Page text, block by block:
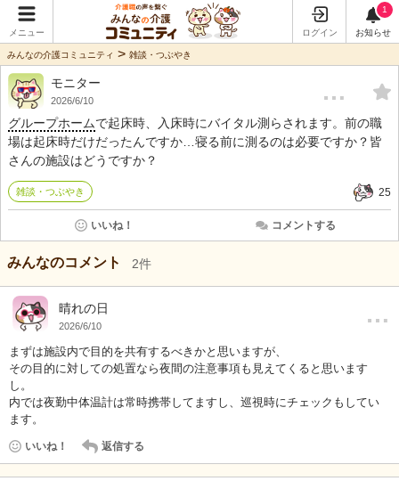
メニュー ログイン
1
お知らせ
みんなの介護コミュニティ > 雑談・つぶやき
モニター
2026/6/10 …
グループホームで起床時、入床時にバイタル測らされます。前の職
場は起床時だけだったんですか…寝る前に測るのは必要ですか？皆
さんの施設はどうですか？
雑談・つぶやき 25
いいね！ コメントする
みんなのコメント 2件
晴れの日
2026/6/10 …
まずは施設内で目的を共有するべきかと思いますが、
その目的に対しての処置なら夜間の注意事項も見えてくると思います
し。
内では夜勤中体温計は常時携帯してますし、巡視時にチェックもしてい
ます。
いいね！ 返信する